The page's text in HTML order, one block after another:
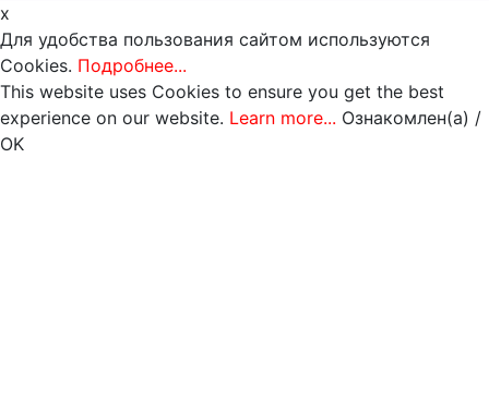
x
Для удобства пользования сайтом используются
Cookies. Подробнее...
This website uses Cookies to ensure you get the best
experience on our website. Learn more... Ознакомлен(а) /
OK